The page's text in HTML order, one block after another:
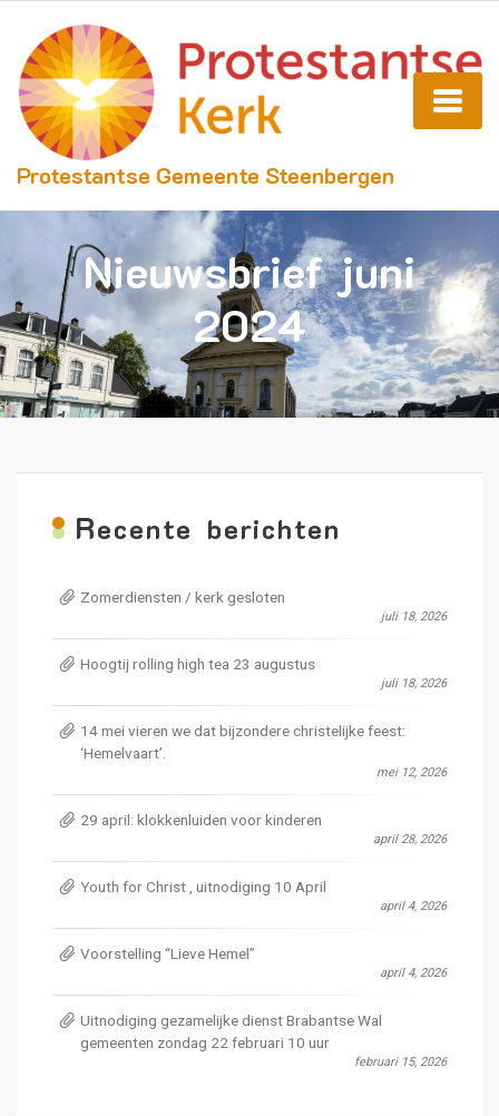
Protestantse Gemeente Steenbergen
Nieuwsbrief juni
2024
Recente berichten
Zomerdiensten / kerk gesloten
juli 18, 2026
Hoogtij rolling high tea 23 augustus
juli 18, 2026
14 mei vieren we dat bijzondere christelijke feest:
‘Hemelvaart’.
mei 12, 2026
29 april: klokkenluiden voor kinderen
april 28, 2026
Youth for Christ , uitnodiging 10 April
april 4, 2026
Voorstelling “Lieve Hemel”
april 4, 2026
Uitnodiging gezamelijke dienst Brabantse Wal
gemeenten zondag 22 februari 10 uur
februari 15, 2026